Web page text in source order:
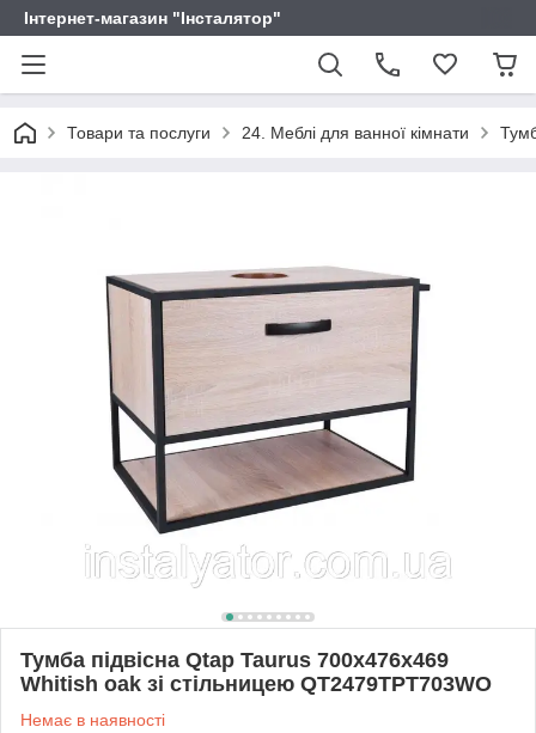
Інтернет-магазин "Інсталятор"
Товари та послуги 24. Меблі для ванної кімнати
Тумба підвісна Qtap Taurus 700х476х469
Whitish oak зі стільницею QT2479TPT703WO
Немає в наявності